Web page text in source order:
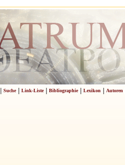
Suche| Link-Liste| Bibliographie| Lexikon| Autoren|